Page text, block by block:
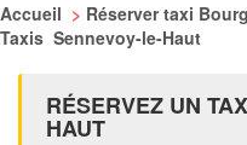
Accueil > Réserver taxi
Taxis Sennevoy-le-Haut
RÉSERVEZ UN
HAUT